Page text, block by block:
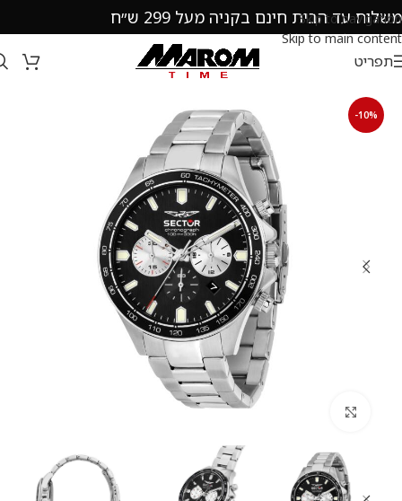
Skip to navigation
Skip to main content
משלוח עד הבית חינם בקניה מעל 299 ש״ח
תפריט
-10%